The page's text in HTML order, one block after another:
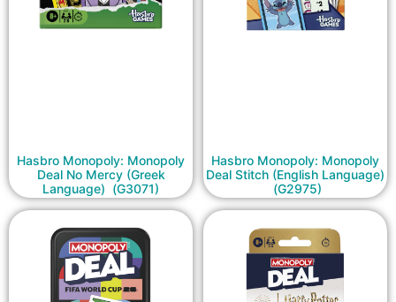
Hasbro Monopoly: Monopoly
Deal No Mercy (Greek
Language) (G3071)
Hasbro Monopoly: Monopoly
Deal Stitch (English Language)
(G2975)